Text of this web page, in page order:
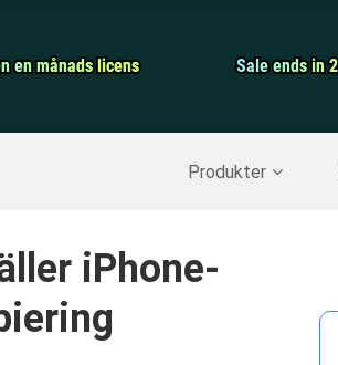
en månads licens
en månads licens Sale ends in
Sale ends in
Produkter
Screen
IPhone Backup>>
iPhone-